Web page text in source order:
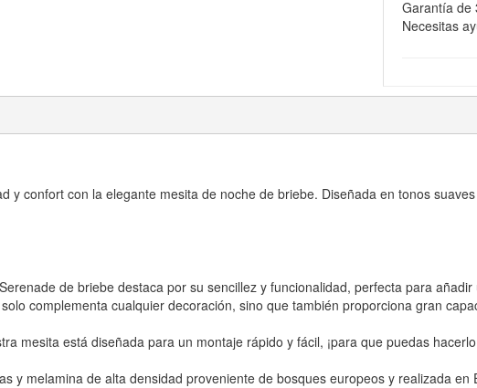
Garantía de
Necesitas
y confort con la elegante mesita de noche de briebe. Diseñada en tonos
de briebe destaca por su sencillez y funcionalidad, perfecta para
complementa cualquier decoración, sino que también proporciona gran
mesita está diseñada para un montaje rápido y fácil, ¡para que puedas
y melamina de alta densidad proveniente de bosques europeos y realizada